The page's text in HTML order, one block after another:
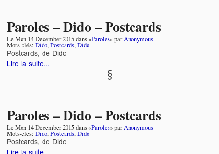
Paroles – Dido – Postcards
Le Mon 14 December 2015dans «Paroles» parAnonymous
Mots-clés: Dido,Postcards,Dido
Postcards, de Dido
Lire la suite...
Paroles – Dido – Postcards
Le Mon 14 December 2015dans «Paroles» parAnonymous
Mots-clés: Dido,Postcards,Dido
Postcards, de Dido